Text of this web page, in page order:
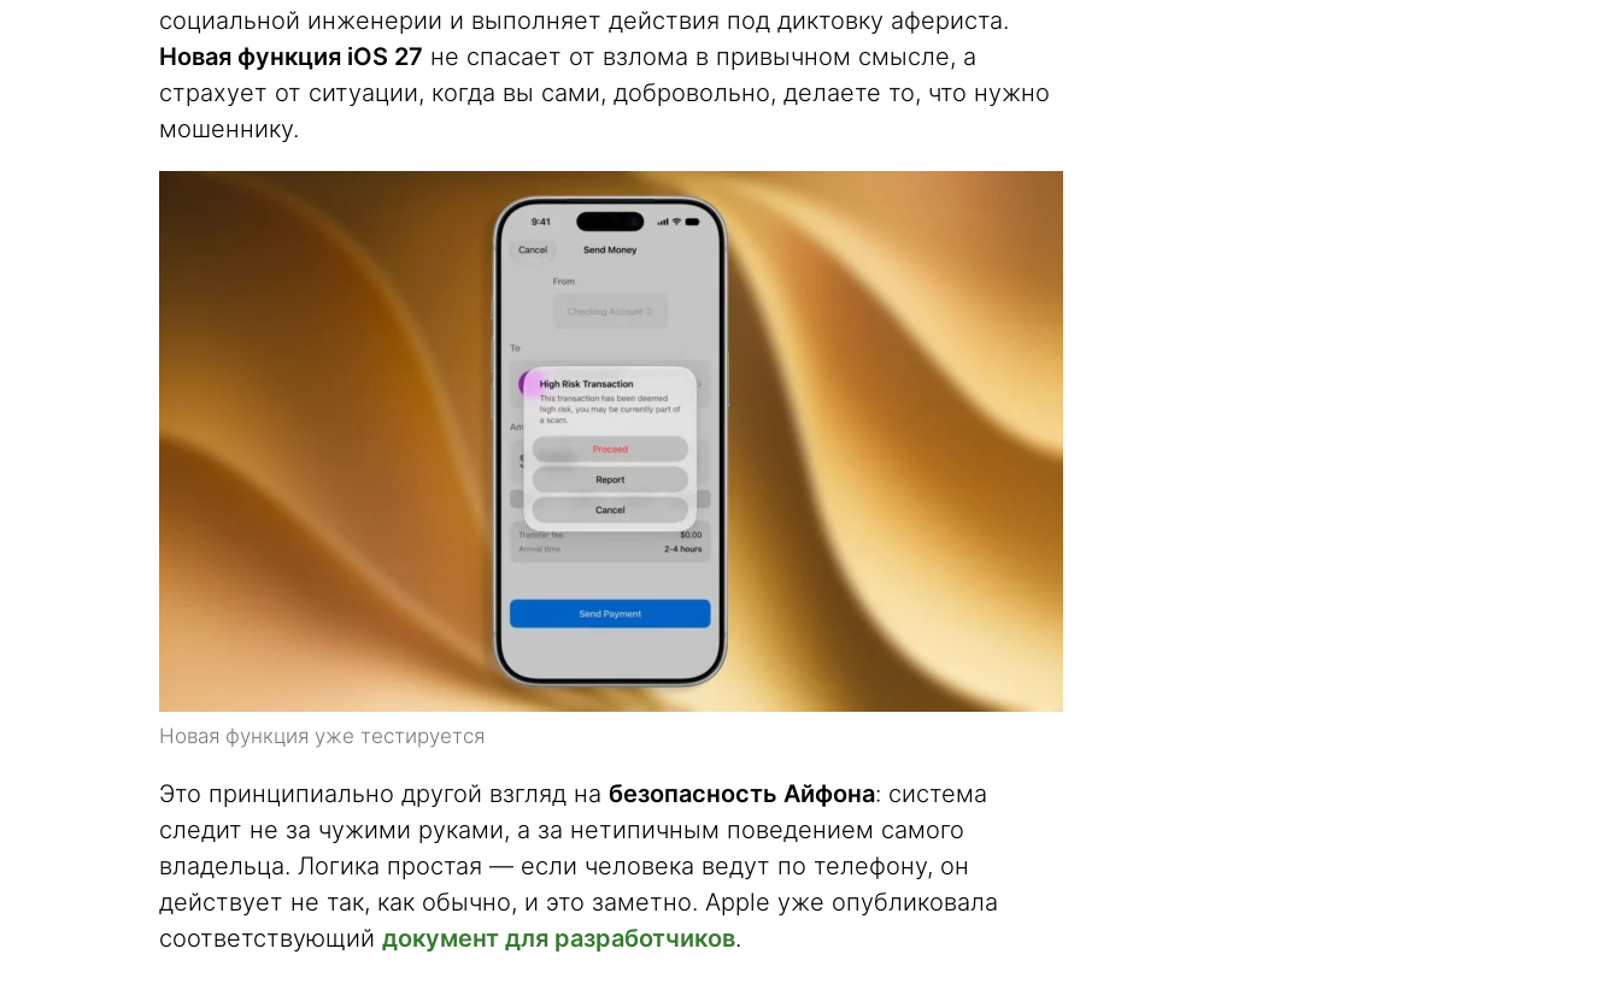
социальной инженерии и выполняет действия под диктовку афериста.
Новая функция iOS 27 не спасает от взлома в привычном смысле, а
страхует от ситуации, когда вы сами, добровольно, делаете то, что нужно
мошеннику.
Новая функция уже тестируется
Это принципиально другой взгляд на безопасность Айфона: система
следит не за чужими руками, а за нетипичным поведением самого
владельца. Логика простая — если человека ведут по телефону, он
действует не так, как обычно, и это заметно. Apple уже опубликовала
соответствующий документ для разработчиков.